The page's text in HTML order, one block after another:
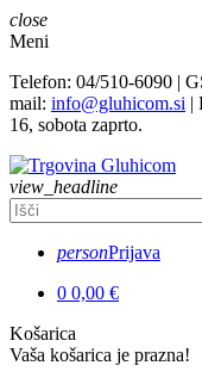
close
Meni
Telefon: 04/510-6090 |
mail: info@gluhicom.si |
16, sobota zaprto.
view_headline
personPrijava
0 0,00 €
Košarica
Vaša košarica je prazna!